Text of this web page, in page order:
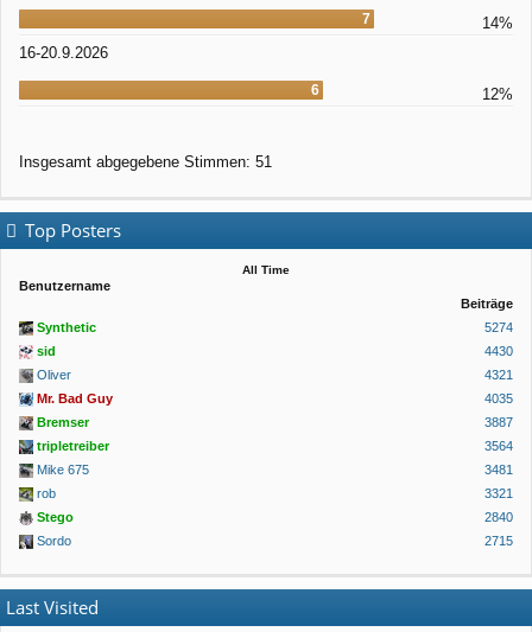
7
14%
16-20.9.2026
6 12%
Insgesamt abgegebene Stimmen: 51
Top Posters
All Time
Benutzername
Beiträge
5274
Synthetic
4430
sid
4321
Oliver
4035
Mr. Bad Guy
3887
Bremser
3564
tripletreiber
3481
Mike 675
3321
rob
2840
Stego
2715
Sordo
Last Visited